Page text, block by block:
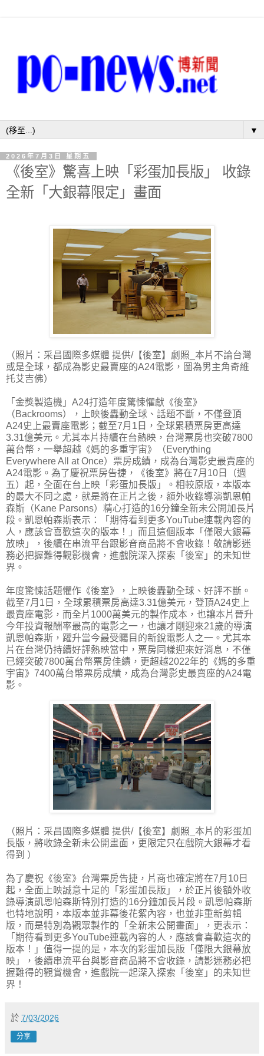
▼
2026年7月3日 星期五
《後室》驚喜上映「彩蛋加長版」 收錄
全新「大銀幕限定」畫面
（照片：采昌國際多媒體 提供/【後室】劇照_本片不論台灣
或是全球，都成為影史最賣座的A24電影，圖為男主角奇維
托艾吉佛）
「金獎製造機」A24打造年度驚悚懼獻《後室》
（Backrooms），上映後轟動全球、話題不斷，不僅登頂
A24史上最賣座電影；截至7月1日，全球累積票房更高達
3.31億美元。尤其本片持續在台熱映，台灣票房也突破7800
萬台幣，一舉超越《媽的多重宇宙》（Everything
Everywhere All at Once）票房成績，成為台灣影史最賣座的
A24電影。為了慶祝票房告捷，《後室》將在7月10日（週
五）起，全面在台上映「彩蛋加長版」。相較原版，本版本
的最大不同之處，就是將在正片之後，額外收錄導演凱恩帕
森斯（Kane Parsons）精心打造的16分鐘全新未公開加長片
段。凱恩帕森斯表示：「期待看到更多YouTube連載內容的
人，應該會喜歡這次的版本！」而且這個版本「僅限大銀幕
放映」，後續在串流平台跟影音商品將不會收錄！敬請影迷
務必把握難得觀影機會，進戲院深入探索「後室」的未知世
界。
年度驚悚話題懼作《後室》，上映後轟動全球、好評不斷。
截至7月1日，全球累積票房高達3.31億美元，登頂A24史上
最賣座電影，而全片1000萬美元的製作成本，也讓本片晉升
今年投資報酬率最高的電影之一，也讓才剛迎來21歲的導演
凱恩帕森斯，躍升當今最受矚目的新銳電影人之一。尤其本
片在台灣仍持續好評熱映當中，票房同樣迎來好消息，不僅
已經突破7800萬台幣票房佳績，更超越2022年的《媽的多重
宇宙》7400萬台幣票房成績，成為台灣影史最賣座的A24電
影。
（照片：采昌國際多媒體 提供/【後室】劇照_本片的彩蛋加
長版，將收錄全新未公開畫面，更限定只在戲院大銀幕才看
得到 ）
為了慶祝《後室》台灣票房告捷，片商也確定將在7月10日
起，全面上映誠意十足的「彩蛋加長版」，於正片後額外收
錄導演凱恩帕森斯特別打造的16分鐘加長片段。凱恩帕森斯
也特地說明，本版本並非幕後花絮內容，也並非重新剪輯
版，而是特別為觀眾製作的「全新未公開畫面」，更表示：
「期待看到更多YouTube連載內容的人，應該會喜歡這次的
版本！」值得一提的是，本次的彩蛋加長版「僅限大銀幕放
映」，後續串流平台與影音商品將不會收錄，請影迷務必把
握難得的觀賞機會，進戲院一起深入探索「後室」的未知世
界！
於 7/03/2026
分享